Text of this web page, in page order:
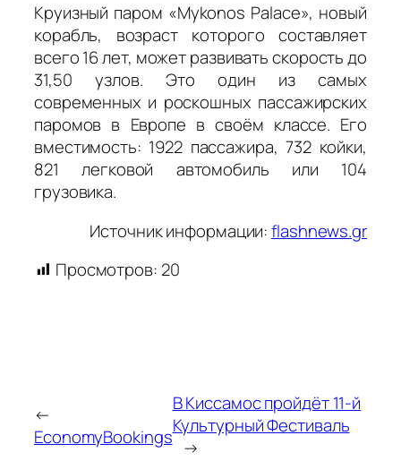
Круизный паром «Mykonos Palace», новый
корабль, возраст которого составляет
всего 16 лет, может развивать скорость до
31,50 узлов. Это один из самых
современных и роскошных пассажирских
паромов в Европе в своём классе. Его
вместимость: 1922 пассажира, 732 койки,
821 легковой автомобиль или 104
грузовика.
Источник информации:flashnews.gr
Просмотров: 20
←
EconomyBookings
В Киссамос пройдёт 11-й
Культурный Фестиваль
→